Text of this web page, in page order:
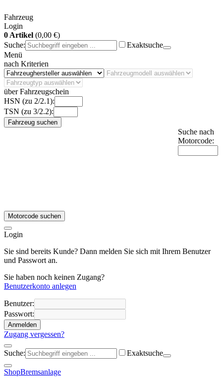
Fahrzeug
Login
0 Artikel (0,00 €)
Suche:
Exaktsuche
Menü
nach Kriterien
über Fahrzeugschein
HSN (zu 2/2.1):
TSN (zu 3/2.2):
Fahrzeug suchen
Suche nach
Motorcode:
Motorcode suchen
Login
Sie sind bereits Kunde? Dann melden Sie sich mit Ihrem Benutzer
und Passwort an.
Sie haben noch keinen Zugang?
Benutzerkonto anlegen
Benutzer:
Passwort:
Anmelden
Zugang vergessen?
Suche: Exaktsuche
ShopBremsanlage